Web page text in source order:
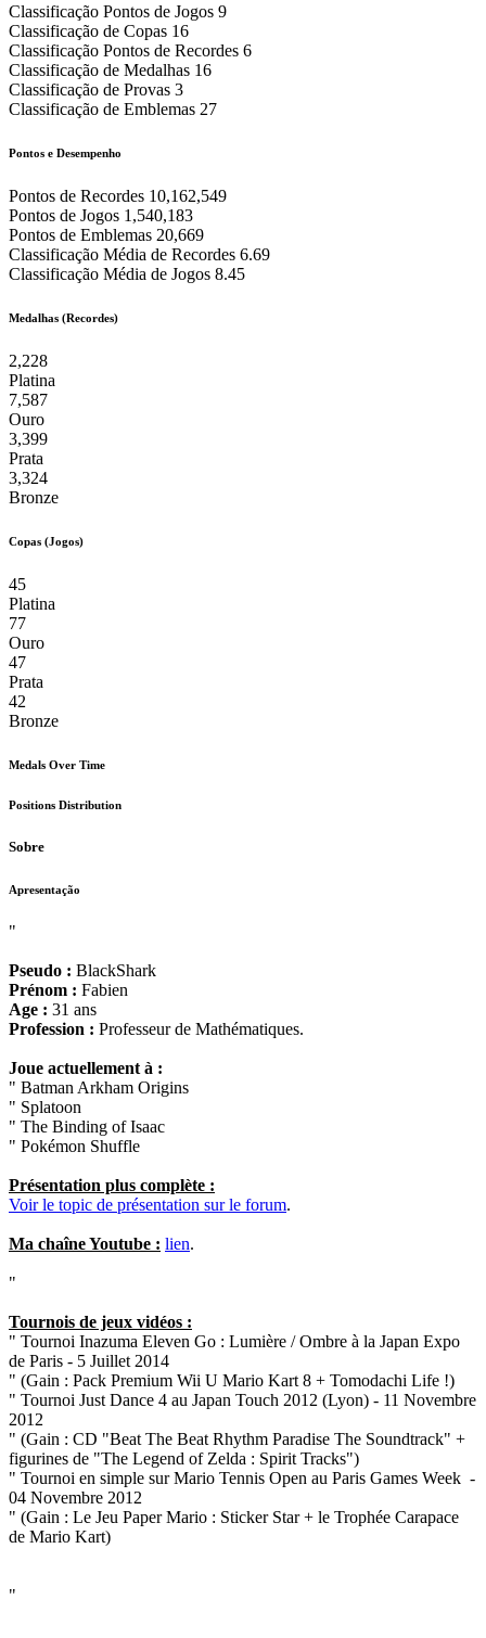
Classificação Pontos de Jogos 9
Classificação de Copas 16
Classificação Pontos de Recordes 6
Classificação de Medalhas 16
Classificação de Provas 3
Classificação de Emblemas 27
Pontos e Desempenho
Pontos de Recordes 10,162,549
Pontos de Jogos 1,540,183
Pontos de Emblemas 20,669
Classificação Média de Recordes 6.69
Classificação Média de Jogos 8.45
Medalhas (Recordes)
2,228
Platina
7,587
Ouro
3,399
Prata
3,324
Bronze
Copas (Jogos)
45
Platina
77
Ouro
47
Prata
42
Bronze
Medals Over Time
Positions Distribution
Sobre
Apresentação
"
Pseudo : BlackShark
Prénom : Fabien
Age : 31 ans
Profession : Professeur de Mathématiques.
Joue actuellement à :
" Batman Arkham Origins
" Splatoon
" The Binding of Isaac
" Pokémon Shuffle
Présentation plus complète :
Voir le topic de présentation sur le forum.
Ma chaîne Youtube : lien.
"
Tournois de jeux vidéos :
" Tournoi Inazuma Eleven Go : Lumière / Ombre à la Japan Expo
de Paris - 5 Juillet 2014
" (Gain : Pack Premium Wii U Mario Kart 8 + Tomodachi Life !)
" Tournoi Just Dance 4 au Japan Touch 2012 (Lyon) - 11 Novembre
2012
" (Gain : CD "Beat The Beat Rhythm Paradise The Soundtrack" +
figurines de "The Legend of Zelda : Spirit Tracks")
" Tournoi en simple sur Mario Tennis Open au Paris Games Week -
04 Novembre 2012
" (Gain : Le Jeu Paper Mario : Sticker Star + le Trophée Carapace
de Mario Kart)
"